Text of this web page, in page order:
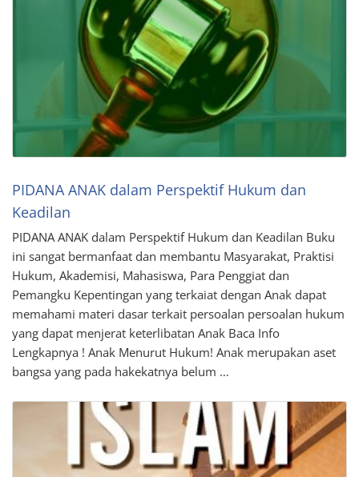
PIDANA ANAK dalam Perspektif Hukum dan
Keadilan
PIDANA ANAK dalam Perspektif Hukum dan Keadilan Buku
ini sangat bermanfaat dan membantu Masyarakat, Praktisi
Hukum, Akademisi, Mahasiswa, Para Penggiat dan
Pemangku Kepentingan yang terkaiat dengan Anak dapat
memahami materi dasar terkait persoalan persoalan hukum
yang dapat menjerat keterlibatan Anak Baca Info
Lengkapnya ! Anak Menurut Hukum! Anak merupakan aset
bangsa yang pada hakekatnya belum …